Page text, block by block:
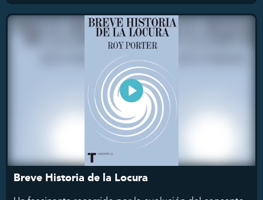
Breve Historia de la Locura